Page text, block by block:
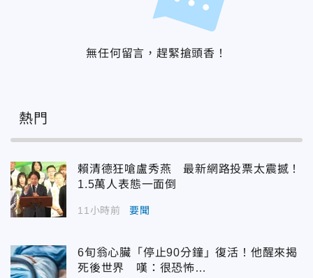
無任何留言，趕緊搶頭香！
熱門
賴清德狂嗆盧秀燕 最新網路投票太震撼！
1.5萬人表態一面倒
11小時前 要聞
6旬翁心臟「停止90分鐘」復活！他醒來揭
死後世界 嘆：很恐怖…